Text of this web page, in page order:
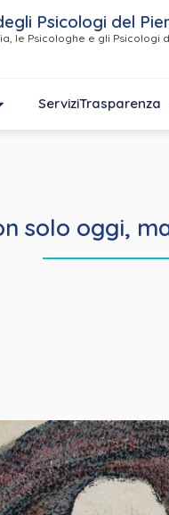
Psicologi del
le Psicologhe e gli Psicologi
ServiziTrasparenza
solo oggi,